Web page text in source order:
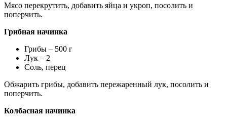
Мясо перекрутить, добавить яйца и укроп, посолить и
поперчить.
Грибная начинка
Грибы – 500 г
Лук – 2
Соль, перец
Обжарить грибы, добавить пережаренный лук, посолить и
поперчить.
Колбасная начинка